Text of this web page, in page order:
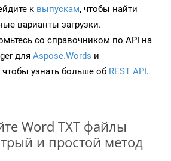
к выпускам, чтобы найти
варианты загрузки.
со справочником по API на
для Aspose.Words и
чтобы узнать больше об REST API.
Word TXT файлы
и простой метод